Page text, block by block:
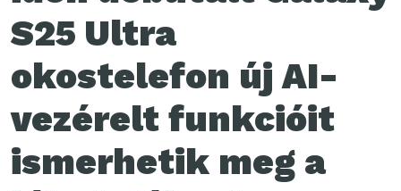
S25 Ultra
okostelefon új AI-
vezérelt funkcióit
ismerhetik meg a